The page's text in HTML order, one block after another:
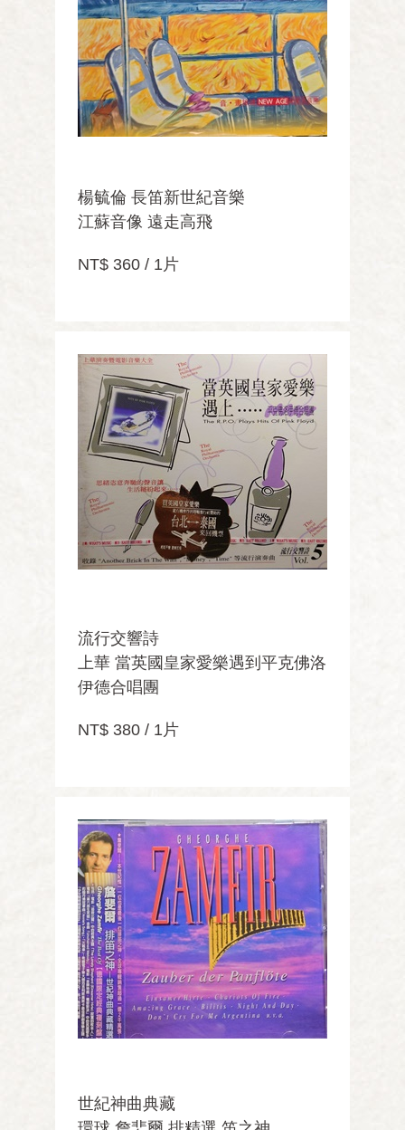
楊毓倫 長笛新世紀音樂
江蘇音像 遠走高飛
NT$ 360 / 1片
流行交響詩
上華 當英國皇家愛樂遇到平克佛洛
伊德合唱團
NT$ 380 / 1片
世紀神曲典藏